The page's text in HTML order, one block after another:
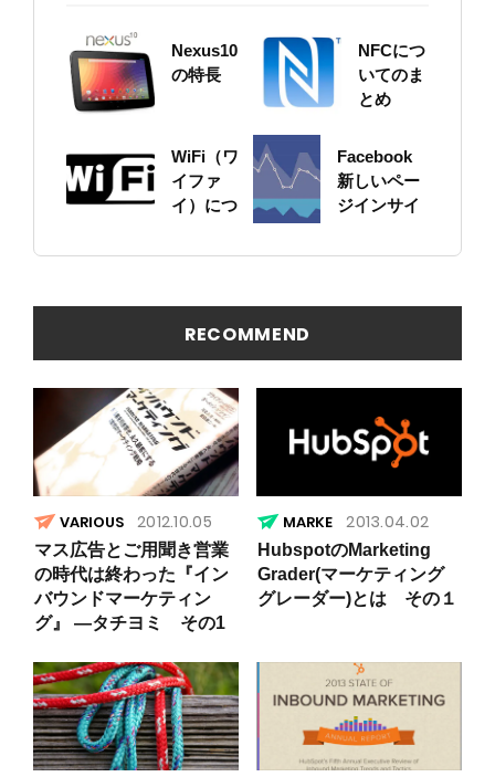
Nexus10
の特長
NFCにつ
いてのま
とめ
WiFi（ワ
イファ
イ）につ
とめ
Facebook
新しいペー
ジインサイ
Insight）が
RECOMMEND
VARIOUS 2012.10.05
マス広告とご用聞き営業
の時代は終わった『イン
バウンドマーケティン
グ』 ―タチヨミ その1
2013.04.02
HubspotのMarketing
Grader(マーケティング
グレーダー)とは その１